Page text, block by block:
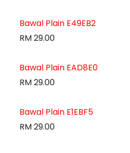
Bawal Plain E49EB2
RM29.00
Bawal Plain EAD8E0
RM29.00
Bawal Plain E1EBF5
RM29.00